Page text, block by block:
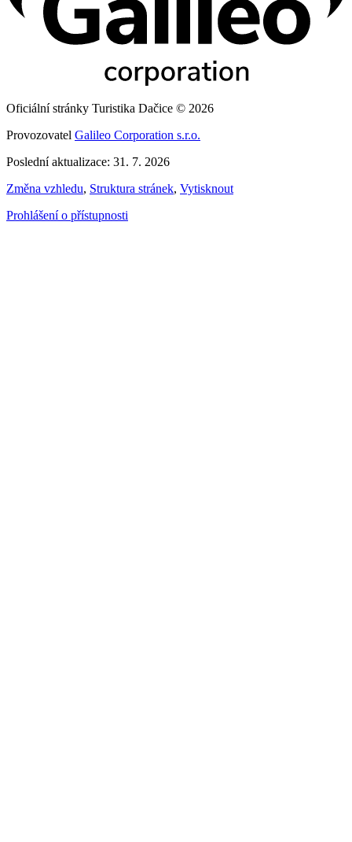
Oficiální stránky Turistika Dačice © 2026
Provozovatel Galileo Corporation s.r.o.
Poslední aktualizace: 31. 7. 2026
Změna vzhledu, Struktura stránek, Vytisknout
Prohlášení o přístupnosti